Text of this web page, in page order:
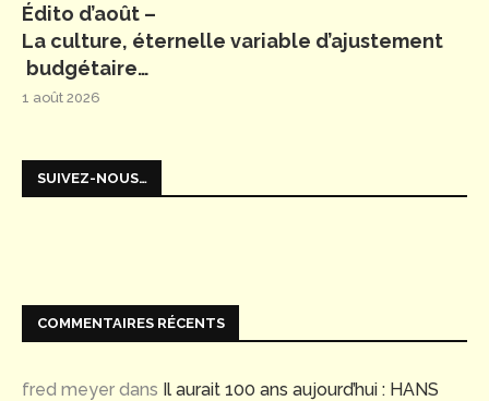
Édito d’août –
La culture, éternelle variable d’ajustement
budgétaire…
1 août 2026
SUIVEZ-NOUS…
COMMENTAIRES RÉCENTS
fred meyer dans Il aurait 100 ans aujourd’hui : HANS